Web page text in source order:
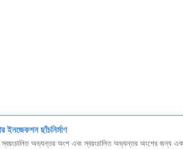
ইনজেকশন ছাঁচনির্মাণ
স্বয়ংচালিত অভ্যন্তর অংশ এবং স্বয়ংচালিত অভ্যন্তর অংশের জন্য